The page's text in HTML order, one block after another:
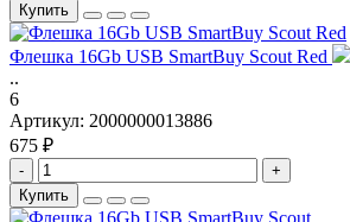
Купить
Флешка 16Gb USB SmartBuy Scout Red
..
6
Артикул: 2000000013886
675 ₽
-
+
Купить